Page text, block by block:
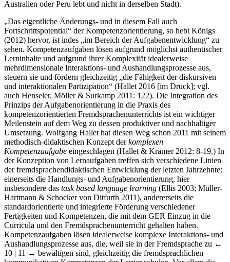
Australien oder Peru lebt und nicht in derselben Stadt).
„Das eigentliche Änderungs- und in diesem Fall auch
Fortschrittspotential“ der Kompetenzorientierung, so hebt Königs
(2012) hervor, ist indes „im Bereich der Aufgabenentwicklung“ zu
sehen. Kompetenzaufgaben lösen aufgrund möglichst authentischer
Lerninhalte und aufgrund ihrer Komplexität idealerweise
mehrdimensionale Interaktions- und Aushandlungsprozesse aus,
steuern sie und fördern gleichzeitig „die Fähigkeit der diskursiven
und interaktionalen Partizipation“ (Hallet 2016 [im Druck]; vgl.
auch Henseler, Möller & Surkamp 2011: 122). Die Integration des
Prinzips der Aufgabenorientierung in die Praxis des
kompetenzorientierten Fremdsprachenunterrichts ist ein wichtiger
Meilenstein auf dem Weg zu dessen produktiver und nachhaltiger
Umsetzung. Wolfgang Hallet hat diesen Weg schon 2011 mit seinem
methodisch-didaktischen Konzept derkomplexen
Kompetenzaufgabe eingeschlagen (Hallet & Krämer 2012: 8-19.) In
der Konzeption von Lernaufgaben treffen sich verschiedene Linien
der fremdsprachendidaktischen Entwicklung der letzten Jahrzehnte:
einerseits die Handlungs- und Aufgabenorientierung, hier
insbesondere das task based language learning (Ellis 2003; Müller-
Hartmann & Schocker von Ditfurth 2011), andererseits die
standardorientierte und integrierte Förderung verschiedener
Fertigkeiten und Kompetenzen, die mit dem GER Einzug in die
Curricula und den Fremdsprachenunterricht gehalten haben.
Kompetenzaufgaben lösen idealerweise komplexe Interaktions- und
Aushandlungsprozesse aus, die, weil sie in der Fremdsprache zu ←
10 | 11 → bewältigen sind, gleichzeitig die fremdsprachlichen